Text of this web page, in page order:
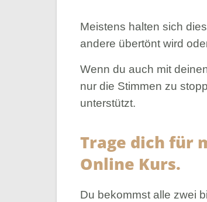
Meistens halten sich
andere übertönt wird
Wenn du auch mit
nur die Stimmen zu
unterstützt.
Trage dich für
Online Kurs.
Du bekommst alle zwei